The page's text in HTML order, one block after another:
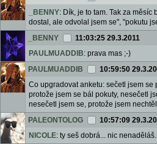
_BENNY: Dík, je to tam. Tak za
dostal, ale odvolal jsem se", "pokutu
_BENNY
11:03:25 29.3.2011
PAULMUADDIB: prava mas ;-)
PAULMUADDIB
10:59:50
Co upgradovat anketu: sečetl jsem se
protože jsem se bál pokuty, nesečetl
nesečetl jsem se, protože jsem
PALEONTOLOG
10:57:09
NICOLE: ty seš dobrá... nic